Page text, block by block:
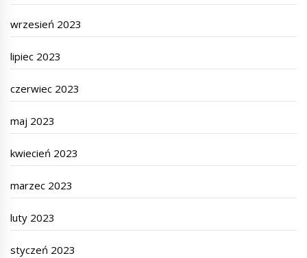
wrzesień 2023
lipiec 2023
czerwiec 2023
maj 2023
kwiecień 2023
marzec 2023
luty 2023
styczeń 2023